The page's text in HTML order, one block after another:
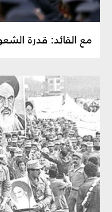
مع القائد: قدرة